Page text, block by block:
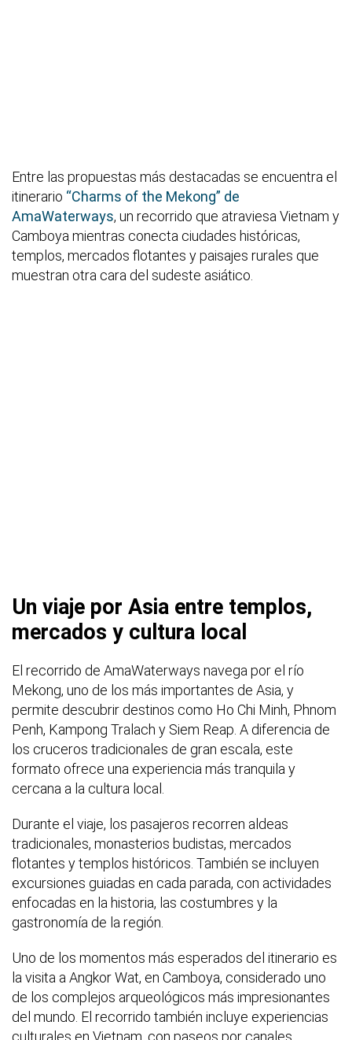
Entre las propuestas más destacadas se encuentra el
itinerario “Charms of the Mekong” de
AmaWaterways, un recorrido que atraviesa Vietnam y
Camboya mientras conecta ciudades históricas,
templos, mercados flotantes y paisajes rurales que
muestran otra cara del sudeste asiático.
Un viaje por Asia entre templos,
mercados y cultura local
El recorrido de AmaWaterways navega por el río
Mekong, uno de los más importantes de Asia, y
permite descubrir destinos como Ho Chi Minh, Phnom
Penh, Kampong Tralach y Siem Reap. A diferencia de
los cruceros tradicionales de gran escala, este
formato ofrece una experiencia más tranquila y
cercana a la cultura local.
Durante el viaje, los pasajeros recorren aldeas
tradicionales, monasterios budistas, mercados
flotantes y templos históricos. También se incluyen
excursiones guiadas en cada parada, con actividades
enfocadas en la historia, las costumbres y la
gastronomía de la región.
Uno de los momentos más esperados del itinerario es
la visita a Angkor Wat, en Camboya, considerado uno
de los complejos arqueológicos más impresionantes
del mundo. El recorrido también incluye experiencias
culturales en Vietnam, con paseos por canales,